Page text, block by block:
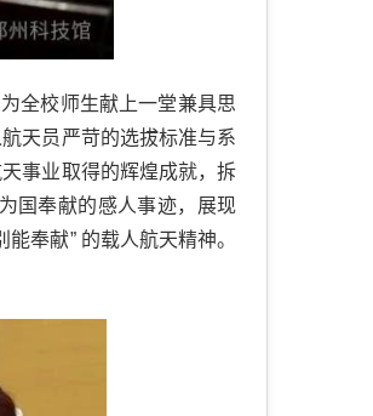
全校师生献上一堂兼具思
天员严苛的选拔标准与系
事业取得的辉煌成就，拆
国奉献的感人事迹，展现
奉献” 的载人航天精神。